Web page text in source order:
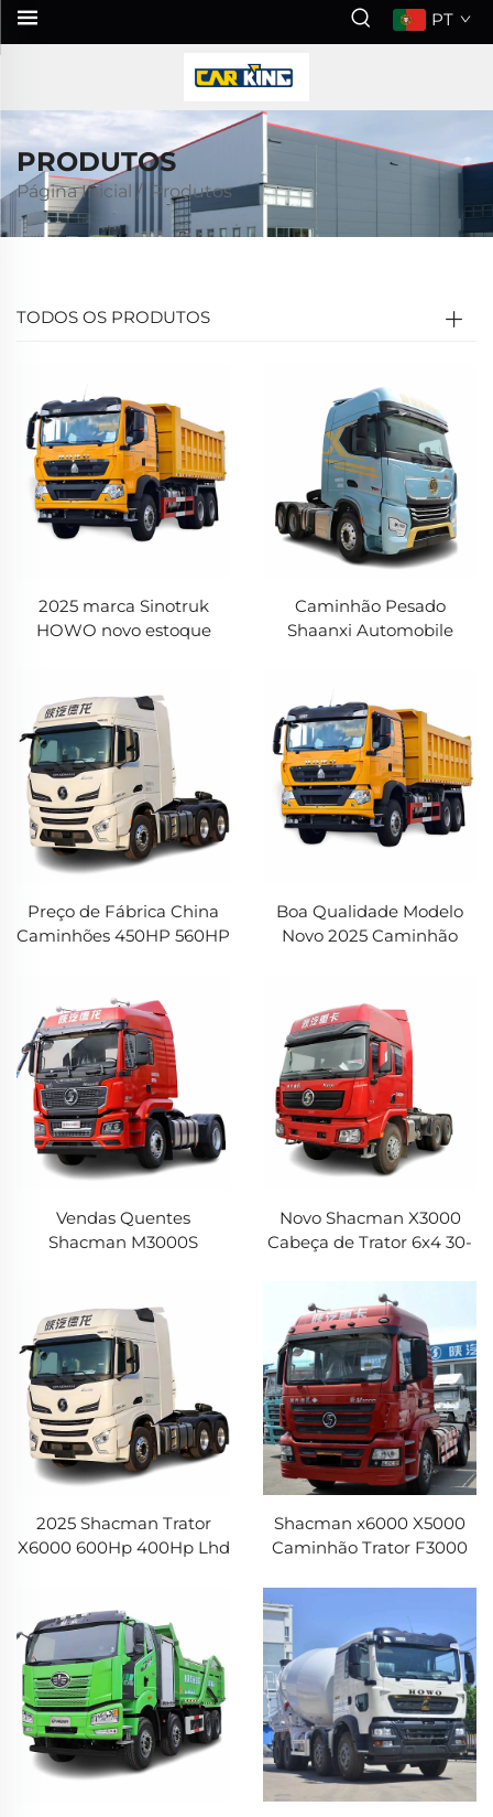
PT
PRODUTOS
Página Inicial / Produtos
TODOS OS PRODUTOS
2025 marca Sinotruk
HOWO novo estoque
imediato
Caminhão Pesado
Shaanxi Automobile
Cabeça de Trator à Venda
Preço de Fábrica China
Caminhões 450HP 560HP
Shacman X6000 Em
Estoque
Boa Qualidade Modelo
Novo 2025 Caminhão
400HP 460HP Sinotruk
Howo TX Caminhão
Basculante para
Mineração Em Estoque
Vendas Quentes
Shacman M3000S
380HP 4X2 Cabeça de
Caminhão Com Bom
Preço
Novo Shacman X3000
Cabeça de Trator 6x4 30-
430HP Motor
WP/Cummins Caminhão
Trator Shacman à Venda
2025 Shacman Trator
X6000 600Hp 400Hp Lhd
Head Manual Tractor
Truck
Shacman x6000 X5000
Caminhão Trator F3000